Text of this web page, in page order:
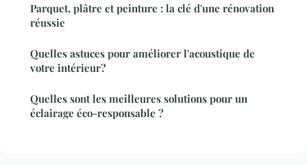
Parquet, plâtre et peinture : la clé d'une rénovation
réussie
Quelles astuces pour améliorer l'acoustique de
votre intérieur?
Quelles sont les meilleures solutions pour un
éclairage éco-responsable ?